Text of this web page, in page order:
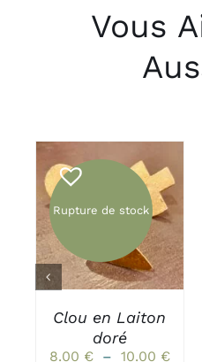
Vous
Rupture de stock
DÉTAILS
Clou en Laiton
doré
8.00 € – 10.00 €Plage